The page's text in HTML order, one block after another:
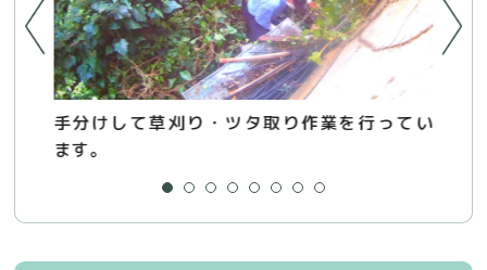
手分けして草刈り・ツタ取り作業を行ってい
ます。